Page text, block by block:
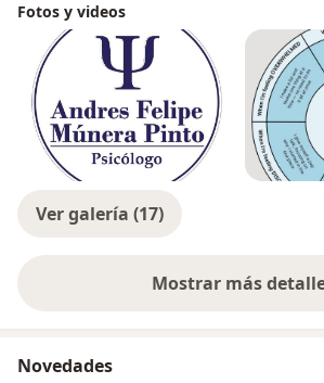
Fotos y videos
Ver galería (17)
Mostrar mássobre la
Novedades